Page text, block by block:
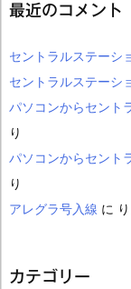
最近のコメント
セントラルステーシ
セントラルステーシ
パソコンからセント
り
パソコンからセント
り
アレグラ号入線 に
カテゴリー